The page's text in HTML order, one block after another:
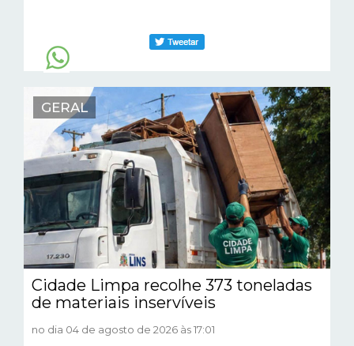
GERAL
Cidade Limpa recolhe 373 toneladas
de materiais inservíveis
no dia 04 de agosto de 2026 às 17:01